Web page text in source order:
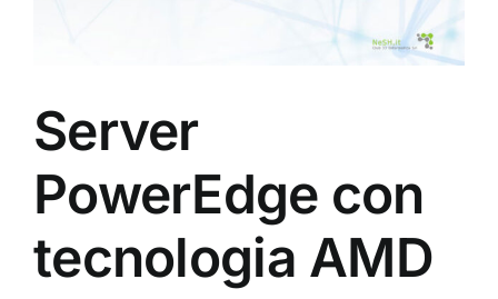
Server
PowerEdge con
tecnologia AMD